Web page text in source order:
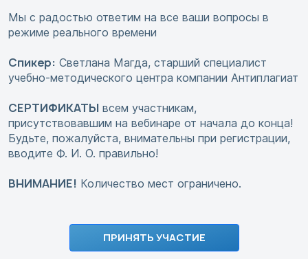
Мы с радостью ответим на все ваши вопросы в
режиме реального времени
Спикер: Светлана Магда, старший специалист
учебно-методического центра компании Антиплагиат
СЕРТИФИКАТЫ всем участникам,
присутствовавшим на вебинаре от начала до конца!
Будьте, пожалуйста, внимательны при регистрации,
вводите Ф. И. О. правильно!
ВНИМАНИЕ! Количество мест ограничено.
ПРИНЯТЬ УЧАСТИЕ